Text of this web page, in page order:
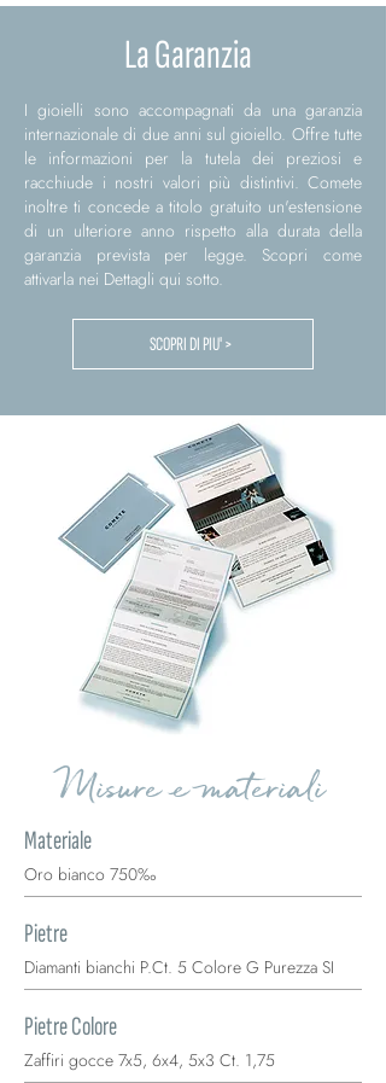
La Garanzia
I gioielli sono accompagnati da una garanzia
internazionale di due anni sul gioiello. Offre tutte
le informazioni per la tutela dei preziosi e
racchiude i nostri valori più distintivi. Comete
inoltre ti concede a titolo gratuito un'estensione
di un ulteriore anno rispetto alla durata della
garanzia prevista per legge. Scopri come
attivarla nei Dettagli qui sotto.
SCOPRI DI PIU' >
Misure e materiali
Materiale
Oro bianco 750‰
Pietre
Diamanti bianchi P.Ct. 5 Colore G Purezza SI
Pietre Colore
Zaffiri gocce 7x5, 6x4, 5x3 Ct. 1,75